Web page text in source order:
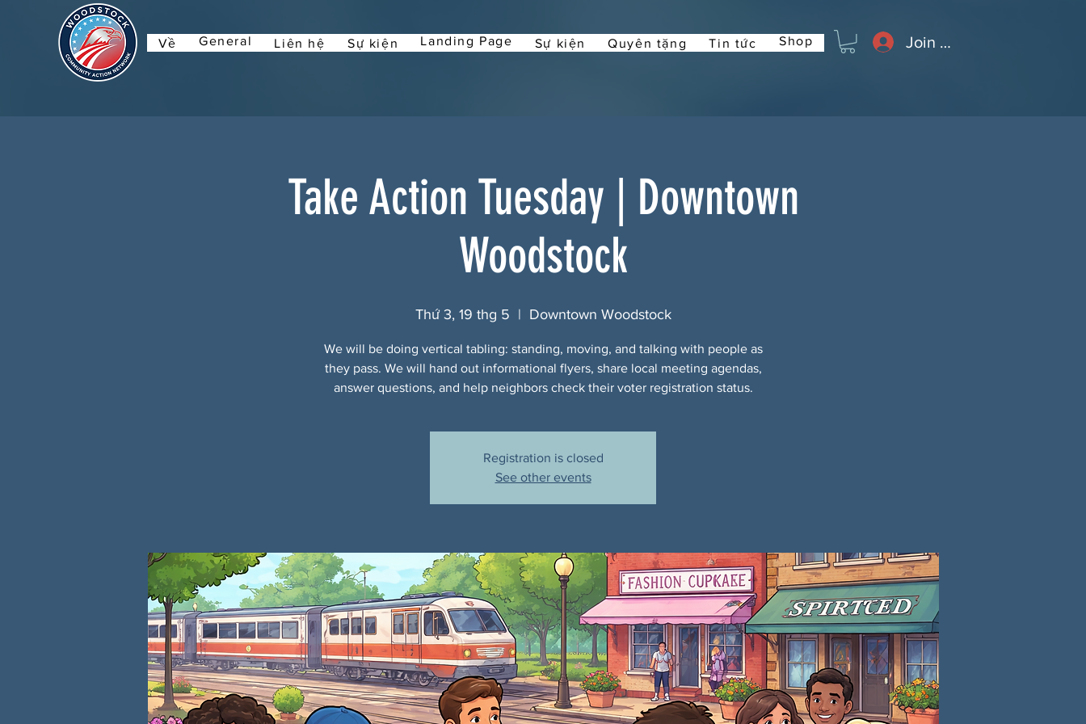
Về General Liên hệ Sự kiện Landing Page Sự kiện Quyên tặng Tin tức Shop Join or Log In
Take Action Tuesday | Downtown
Woodstock
Thứ 3, 19 thg 5
  |
Downtown Woodstock
We will be doing vertical tabling: standing, moving, and talking with people as
they pass. We will hand out informational flyers, share local meeting agendas,
answer questions, and help neighbors check their voter registration status.
Registration is closed
See other events